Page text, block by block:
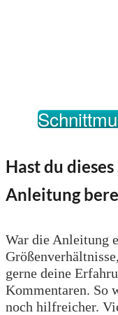
Hast du
Anleitung
War die Anleitung
gerne deine
Kommentaren. So
noch hilfreicher.